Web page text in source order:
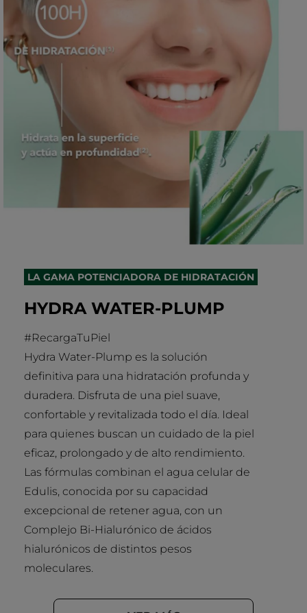
LA GAMA POTENCIADORA DE HIDRATACIÓN
HYDRA WATER-PLUMP
#RecargaTuPiel
Hydra Water-Plump es la solución
definitiva para una hidratación profunda y
duradera. Disfruta de una piel suave,
confortable y revitalizada todo el día. Ideal
para quienes buscan un cuidado de la piel
eficaz, prolongado y de alto rendimiento.
Las fórmulas combinan el agua celular de
Edulis, conocida por su capacidad
excepcional de retener agua, con un
Complejo Bi-Hialurónico de ácidos
hialurónicos de distintos pesos
moleculares.